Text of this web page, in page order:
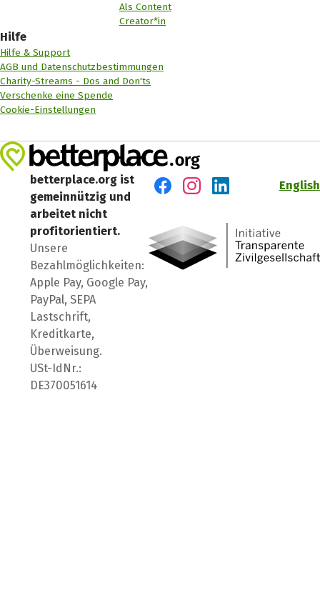
Als Content
Creator*in
Hilfe
Hilfe & Support
AGB und Datenschutzbestimmungen
Charity-Streams - Dos and Don'ts
Verschenke eine Spende
Cookie-Einstellungen
betterplace.org ist
gemeinnützig und
arbeitet nicht
profitorientiert.
Unsere
Bezahlmöglichkeiten:
Apple Pay, Google Pay,
PayPal, SEPA
Lastschrift,
Kreditkarte,
Überweisung.
USt-IdNr.:
DE370051614
English